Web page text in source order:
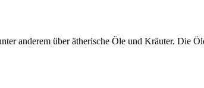
anderem über ätherische Öle und Kräuter. Die